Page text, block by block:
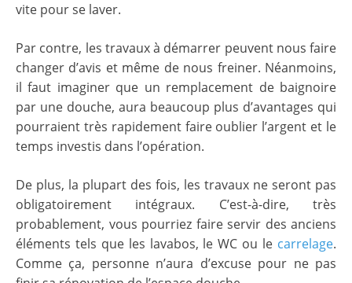
vite pour se laver.
Par contre, les travaux à démarrer peuvent nous faire
changer d’avis et même de nous freiner. Néanmoins,
il faut imaginer que un remplacement de baignoire
par une douche, aura beaucoup plus d’avantages qui
pourraient très rapidement faire oublier l’argent et le
temps investis dans l’opération.
De plus, la plupart des fois, les travaux ne seront pas
obligatoirement intégraux. C’est-à-dire, très
probablement, vous pourriez faire servir des anciens
éléments tels que les lavabos, le WC ou le carrelage.
Comme ça, personne n’aura d’excuse pour ne pas